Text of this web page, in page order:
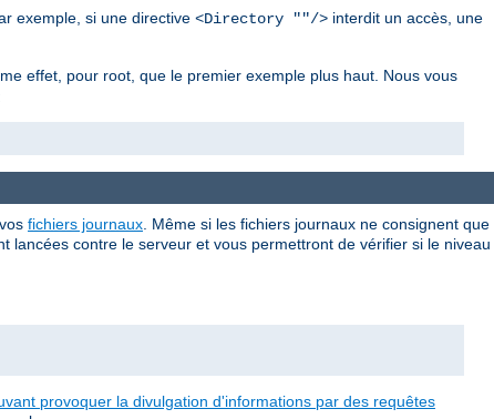
exemple, si une directive <Directory ""/> interdit un accès, une
effet, pour root, que le premier exemple plus haut. Nous vous
fichiers journaux . Même si les fichiers journaux ne consignent que
contre le serveur et vous permettront de vérifier si le niveau
provoquer la divulgation d'informations par des requêtes